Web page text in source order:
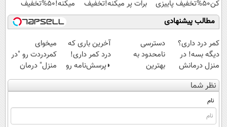
کن50%تخفیف پاییزی
برات پر میکنه!تخفیف
تا امشب
میکنه!50%تخفیف
مطالب پیشنهادی
کمر درد داری؟
دیگه بسه! در
منزل درمانش
کن
(◀پرسش‌نامه)
دسترسی
نامحدود به
بهترین
آموزش‌ها تا روز
کنکور
آخرین باری که
درد کمر داری!
◗پرسش‌نامه رو
پر کن◖
میخوای
کمردردت رو "در
منزل" درمان
کنی؟ (◂فیلم +
◂پرسش‌نامه)
نظر شما
نام